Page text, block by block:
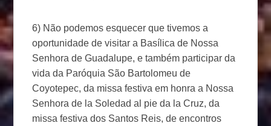
6) Não podemos esquecer que tivemos a
oportunidade de visitar a Basílica de Nossa
Senhora de Guadalupe, e também participar da
vida da Paróquia São Bartolomeu de
Coyotepec, da missa festiva em honra a Nossa
Senhora de la Soledad al pie da la Cruz, da
missa festiva dos Santos Reis, de encontros